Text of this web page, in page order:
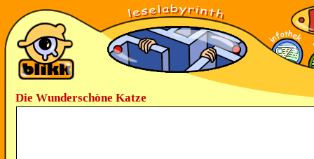
Die Wunderschòne Katze